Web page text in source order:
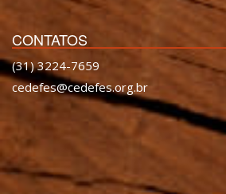
CONTATOS
(31) 3224-7659
cedefes@cedefes.org.br